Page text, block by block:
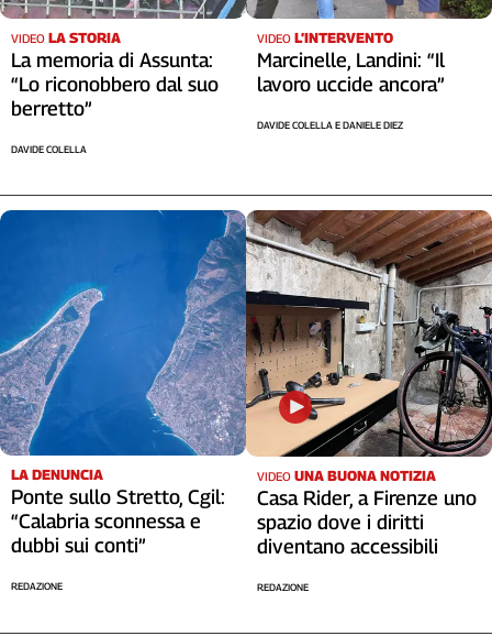
Puglia
Sardegna
Sicilia
Toscana
Umbria
Archivio
Storico
1955-
2014
Cerca
Contatti
La
Newsletter
VIDEO LA STORIA
La memoria di Assunta:
“Lo riconobbero dal suo
berretto”
DAVIDE COLELLA
VIDEO L’INTERVENTO
Marcinelle, Landini: “Il
lavoro uccide ancora”
DAVIDE COLELLA E DANIELE DIEZ
LA DENUNCIA
Ponte sullo Stretto, Cgil:
“Calabria sconnessa e
dubbi sui conti”
REDAZIONE
VIDEO UNA BUONA NOTIZIA
Casa Rider, a Firenze uno
spazio dove i diritti
diventano accessibili
REDAZIONE